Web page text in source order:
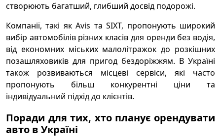
створюють багатший, глибший досвід подорожі.
Компанії, такі як Avis та SIXT, пропонують широкий
вибір автомобілів різних класів для оренди без водія,
від економних міських малолітражок до розкішних
позашляховиків для пригод бездоріжжям. В Україні
також розвиваються місцеві сервіси, які часто
пропонують більш конкурентні ціни та
індивідуальний підхід до клієнтів.
Поради для тих, хто планує орендувати
авто в Україні